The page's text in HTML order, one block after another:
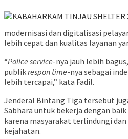
modernisasi dan digitalisasi
lebih cepat dan kualitas layanan
“Police service-nya jauh lebih
publikrespon time-nya sebagai
lebih tercapai,” kata Fadil.
Jenderal Bintang Tiga tersebut
Sabhara untuk bekerja dengan
karena masyarakat terlindungi
kejahatan.